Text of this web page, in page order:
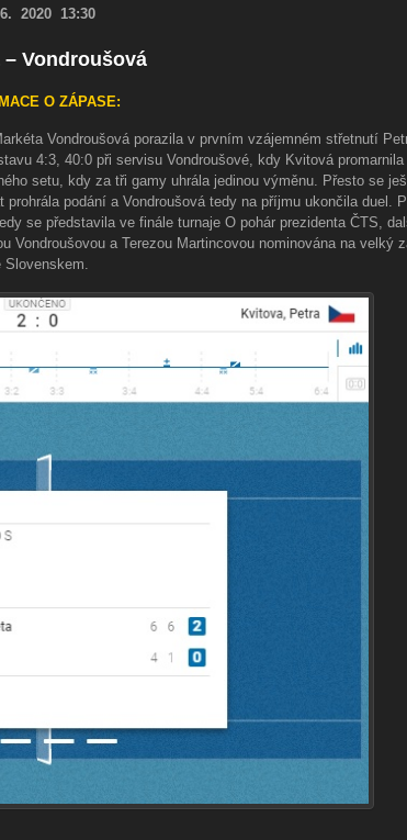
2020 13:30
Vondroušová
O ZÁPASE:
Vondroušová porazila v prvním vzájemném střetnutí
4:3, 40:0 při servisu Vondroušové, kdy Kvitová promarnila
setu, kdy za tři gamy uhrála jedinou výměnu. Přesto se
podání a Vondroušová tedy na příjmu ukončila duel.
se představila ve finále turnaje O pohár prezidenta ČTS,
a Terezou Martincovou nominována na velký
Slovenskem.